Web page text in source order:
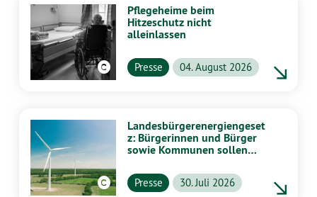
Pflegeheime beim
Hitzeschutz nicht
alleinlassen
Presse 04. August 2026
Landesbürgerenergiengeset
z: Bürgerinnen und Bürger
sowie Kommunen sollen
profitieren
Presse 30. Juli 2026